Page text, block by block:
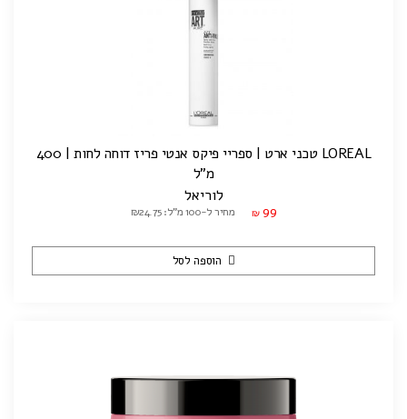
LOREAL טכני ארט | ספריי פיקס אנטי פריז דוחה לחות | 400
מ"ל
לוריאל
₪ 99 מחיר ל-100 מ"ל: ₪24.75
הוספה לסל